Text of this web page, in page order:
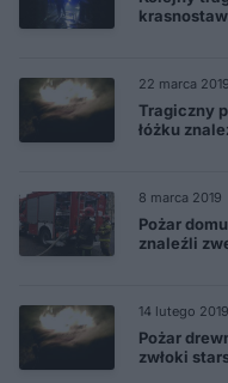
22 marca 2019
Tragiczny
łóżku
8 marca 2019
Pożar
znaleźli
14 lutego 2019
Pożar
zwłoki